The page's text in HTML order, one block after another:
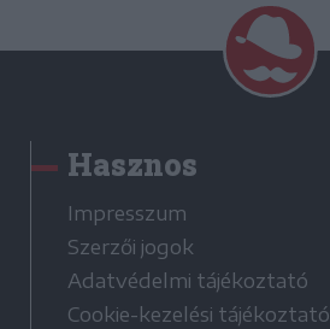
Hasznos
Impresszum
Szerzői jogok
Adatvédelmi tájékoztató
Cookie-kezelési tájékoztató